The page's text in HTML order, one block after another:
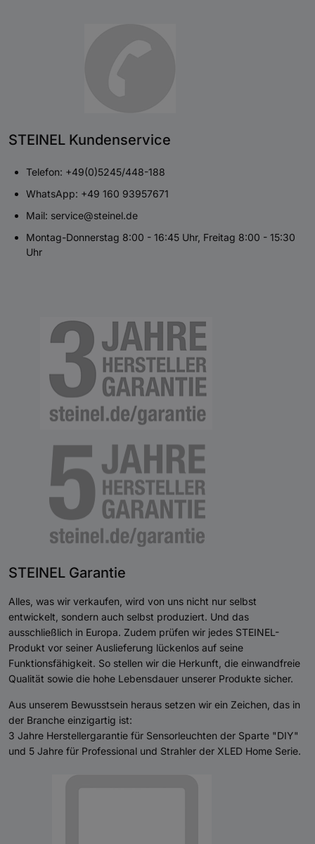
STEINEL Kundenservice
Telefon: +49(0)5245/448-188
WhatsApp: +49 160 93957671
Mail: service@steinel.de
Montag-Donnerstag 8:00 - 16:45 Uhr, Freitag 8:00 - 15:30
Uhr
STEINEL Garantie
Alles, was wir verkaufen, wird von uns nicht nur selbst
entwickelt, sondern auch selbst produziert. Und das
ausschließlich in Europa. Zudem prüfen wir jedes STEINEL-
Produkt vor seiner Auslieferung lückenlos auf seine
Funktionsfähigkeit. So stellen wir die Herkunft, die einwandfreie
Qualität sowie die hohe Lebensdauer unserer Produkte sicher.
Aus unserem Bewusstsein heraus setzen wir ein Zeichen, das in
der Branche einzigartig ist:
3 Jahre Herstellergarantie für Sensorleuchten der Sparte "DIY"
und 5 Jahre für Professional und Strahler der XLED Home Serie.